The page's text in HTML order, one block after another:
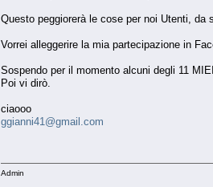
Questo peggiorerà le cose per noi Utenti, da
Vorrei alleggerire la mia partecipazione in
Sospendo per il momento alcuni degli 11
Poi vi dirò.
ciaooo
ggianni41@gmail.com
Admin